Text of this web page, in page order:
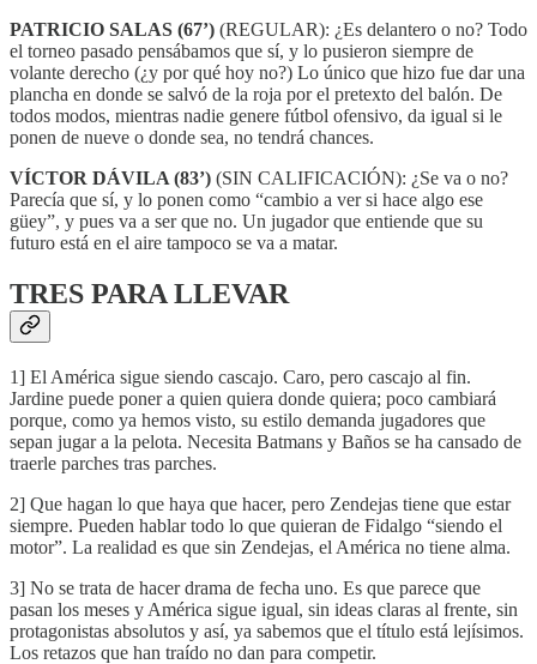
PATRICIO SALAS (67’) (REGULAR): ¿Es delantero o no? Todo
el torneo pasado pensábamos que sí, y lo pusieron siempre de
volante derecho (¿y por qué hoy no?) Lo único que hizo fue dar una
plancha en donde se salvó de la roja por el pretexto del balón. De
todos modos, mientras nadie genere fútbol ofensivo, da igual si le
ponen de nueve o donde sea, no tendrá chances.
VÍCTOR DÁVILA (83’) (SIN CALIFICACIÓN): ¿Se va o no?
Parecía que sí, y lo ponen como “cambio a ver si hace algo ese
güey”, y pues va a ser que no. Un jugador que entiende que su
futuro está en el aire tampoco se va a matar.
TRES PARA LLEVAR
1] El América sigue siendo cascajo. Caro, pero cascajo al fin.
Jardine puede poner a quien quiera donde quiera; poco cambiará
porque, como ya hemos visto, su estilo demanda jugadores que
sepan jugar a la pelota. Necesita Batmans y Baños se ha cansado de
traerle parches tras parches.
2] Que hagan lo que haya que hacer, pero Zendejas tiene que estar
siempre. Pueden hablar todo lo que quieran de Fidalgo “siendo el
motor”. La realidad es que sin Zendejas, el América no tiene alma.
3] No se trata de hacer drama de fecha uno. Es que parece que
pasan los meses y América sigue igual, sin ideas claras al frente, sin
protagonistas absolutos y así, ya sabemos que el título está lejísimos.
Los retazos que han traído no dan para competir.